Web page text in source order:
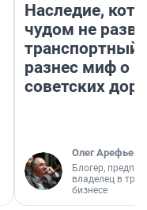
Наследие,
чудом не
транспортный
разнес миф о
советских
Олег Арефьев
Блогер,
владелец в
бизнесе